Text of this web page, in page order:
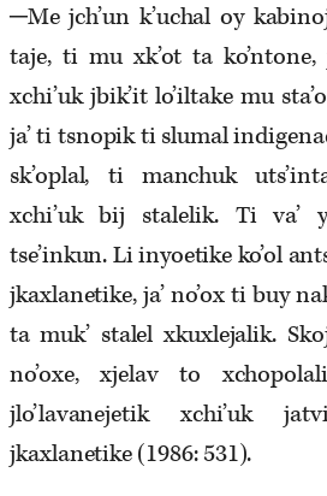
─Me jch’un k’uchal oy
taje, ti mu xk’ot ta ko’ntone,
xchi’uk jbik’it lo’iltake mu
ja’ ti tsnopik ti slumal
sk’oplal, ti manchuk
xchi’uk bij stalelik. Ti va’
tse’inkun. Li inyoetike ko’ol
jkaxlanetike, ja’ no’ox ti buy
ta muk’ stalel xkuxlejalik.
no’oxe, xjelav to
jlo’lavanejetik xchi’uk
jkaxlanetike (1986: 531).